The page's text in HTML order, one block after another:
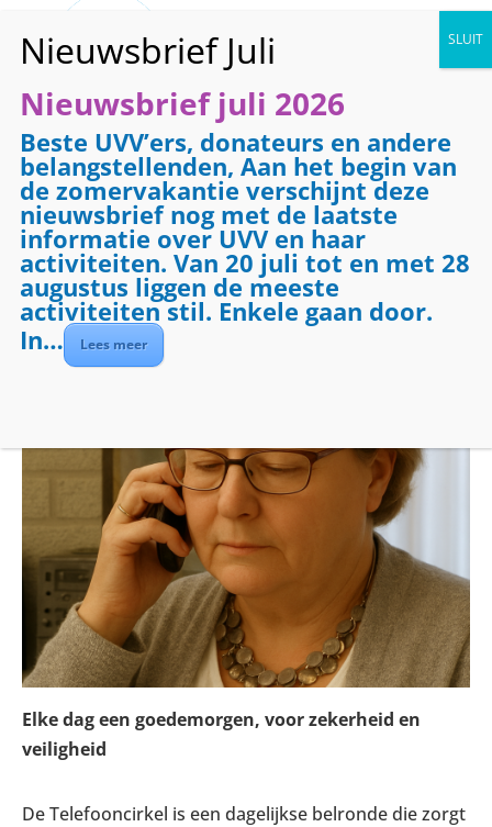
« Alle Evenementen
Dit evenement is voorbij.
Evenementenreeks:Telefooncirkel
Telefooncirkel
april 6 @ 08:30- 09:30
Elke dag een goedemorgen, voor zekerheid en
veiligheid
De Telefooncirkel is een dagelijkse belronde die zorgt
Nieuwsbrief juli 2026
Beste UVV’ers, donateurs en andere
belangstellenden, Aan het begin van
de zomervakantie verschijnt deze
nieuwsbrief nog met de laatste
informatie over UVV en haar
activiteiten. Van 20 juli tot en met 28
augustus liggen de meeste
activiteiten stil. Enkele gaan door.
In…
Lees meer